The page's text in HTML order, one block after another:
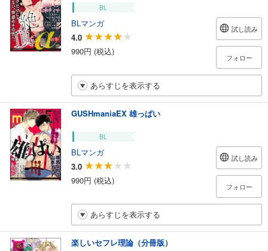
BL
BLマンガ
4.0
990円 (税込)
試し読み
フォロー
あらすじを表示する
GUSHmaniaEX 雄っぱい
BL
BLマンガ
3.0
990円 (税込)
試し読み
フォロー
あらすじを表示する
楽しいセフレ理論（分冊版）